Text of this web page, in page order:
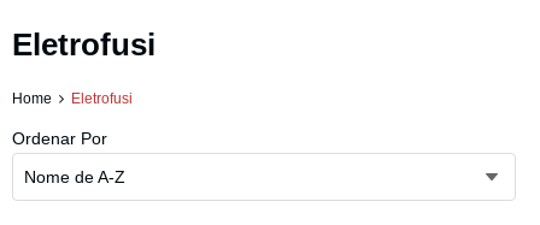
Eletrofusi
Home Eletrofusi
Ordenar Por
Nome de A-Z